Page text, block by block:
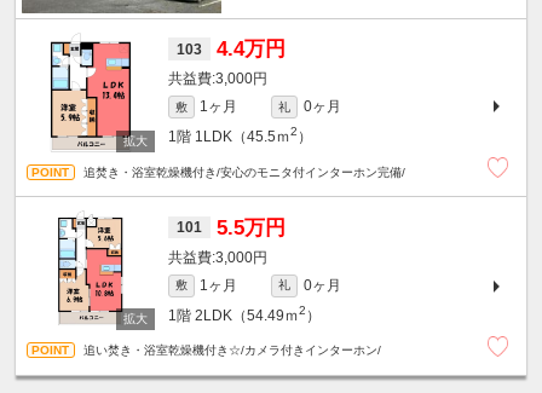
103 4.4万円
3,000円
敷 1ヶ月 礼
0ヶ月
1階 1LDK（45.5ｍ2 ）
追焚き・浴室乾燥機付き/安心のモニタ付インターホン完備/
101 5.5万円
3,000円
敷 1ヶ月 礼
0ヶ月
1階 2LDK（54.49ｍ2 ）
追い焚き・浴室乾燥機付き☆/カメラ付きインターホン/